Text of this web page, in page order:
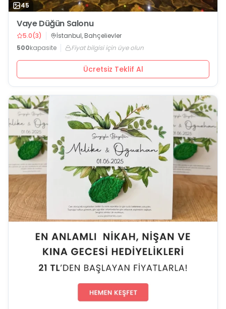
45
Vaye Düğün Salonu
5.0(3)
İstanbul, Bahçelievler
500kapasite Fiyat bilgisi için üye olun
Ücretsiz Teklif Al